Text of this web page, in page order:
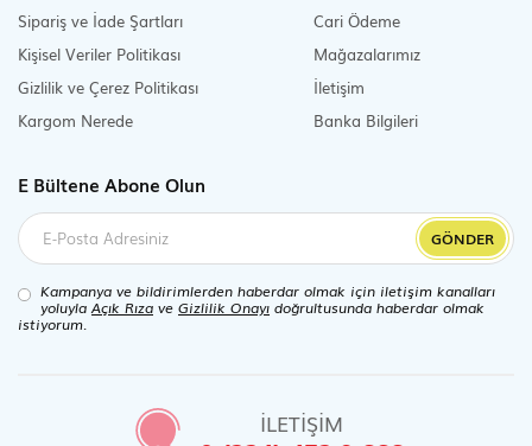
Sipariş ve İade Şartları
Kişisel Veriler Politikası
Gizlilik ve Çerez Politikası
Kargom Nerede
Cari Ödeme
Mağazalarımız
İletişim
Banka Bilgileri
E Bültene Abone Olun
GÖNDER
Kampanya ve bildirimlerden haberdar olmak için iletişim kanalları
yoluylaAçık Rıza ve Gizlilik Onayı doğrultusunda haberdar olmak
istiyorum.
İLETİŞİM